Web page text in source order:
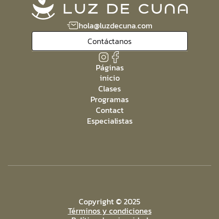
hola@luzdecuna.com
Contáctanos
Páginas
inicio
Clases
Programas
Contact
Especialistas
Copyright © 2025
Términos y condiciones